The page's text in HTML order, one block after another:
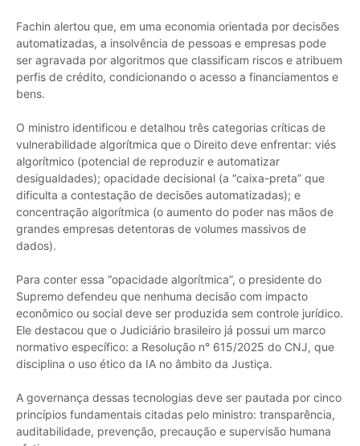
Fachin alertou que, em uma economia orientada por decisões
automatizadas, a insolvência de pessoas e empresas pode
ser agravada por algoritmos que classificam riscos e atribuem
perfis de crédito, condicionando o acesso a financiamentos e
bens.
O ministro identificou e detalhou três categorias críticas de
vulnerabilidade algorítmica que o Direito deve enfrentar: viés
algorítmico (potencial de reproduzir e automatizar
desigualdades); opacidade decisional (a “caixa-preta” que
dificulta a contestação de decisões automatizadas); e
concentração algorítmica (o aumento do poder nas mãos de
grandes empresas detentoras de volumes massivos de
dados).
Para conter essa “opacidade algorítmica”, o presidente do
Supremo defendeu que nenhuma decisão com impacto
econômico ou social deve ser produzida sem controle jurídico.
Ele destacou que o Judiciário brasileiro já possui um marco
normativo específico: a Resolução n° 615/2025 do CNJ, que
disciplina o uso ético da IA no âmbito da Justiça.
A governança dessas tecnologias deve ser pautada por cinco
princípios fundamentais citadas pelo ministro: transparência,
auditabilidade, prevenção, precaução e supervisão humana